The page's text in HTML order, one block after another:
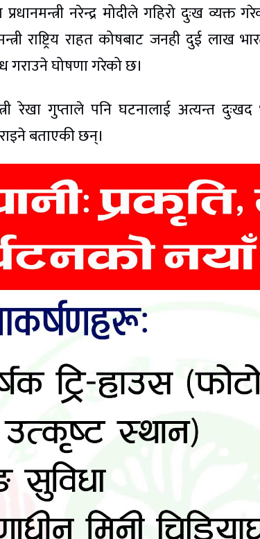
प्रधानमन्त्री नरेन्द्र मोदीले गहिरो दुःख
राष्ट्रिय राहत कोषबाट जनही दुई
गराउने घोषणा गरेको छ।
रेखा गुप्ताले पनि घटनालाई अत्यन्त
बताएकी छन्।